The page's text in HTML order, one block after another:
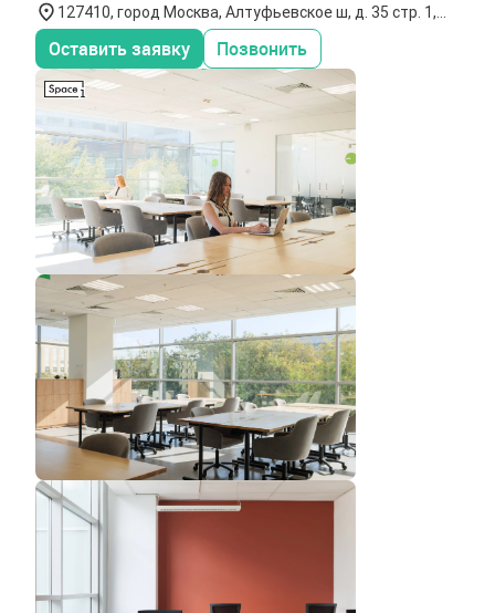
127410, город Москва, Алтуфьевское ш, д. 35 стр. 1,
офис 706
Оставить заявку Позвонить